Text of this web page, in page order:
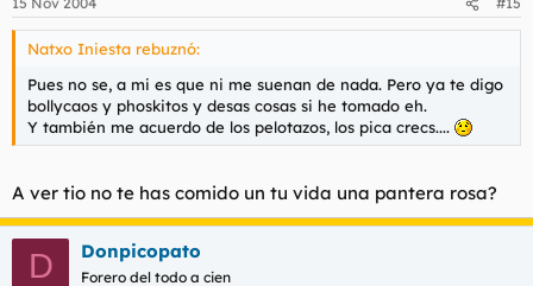
Natxo Iniesta rebuznó:
Pues no se, a mi es que ni me suenan de nada. Pero ya te digo
bollycaos y phoskitos y desas cosas si he tomado eh.
Y también me acuerdo de los pelotazos, los pica crecs....
A ver tio no te has comido un tu vida una pantera rosa?
D Donpicopato
Forero del todo a cien